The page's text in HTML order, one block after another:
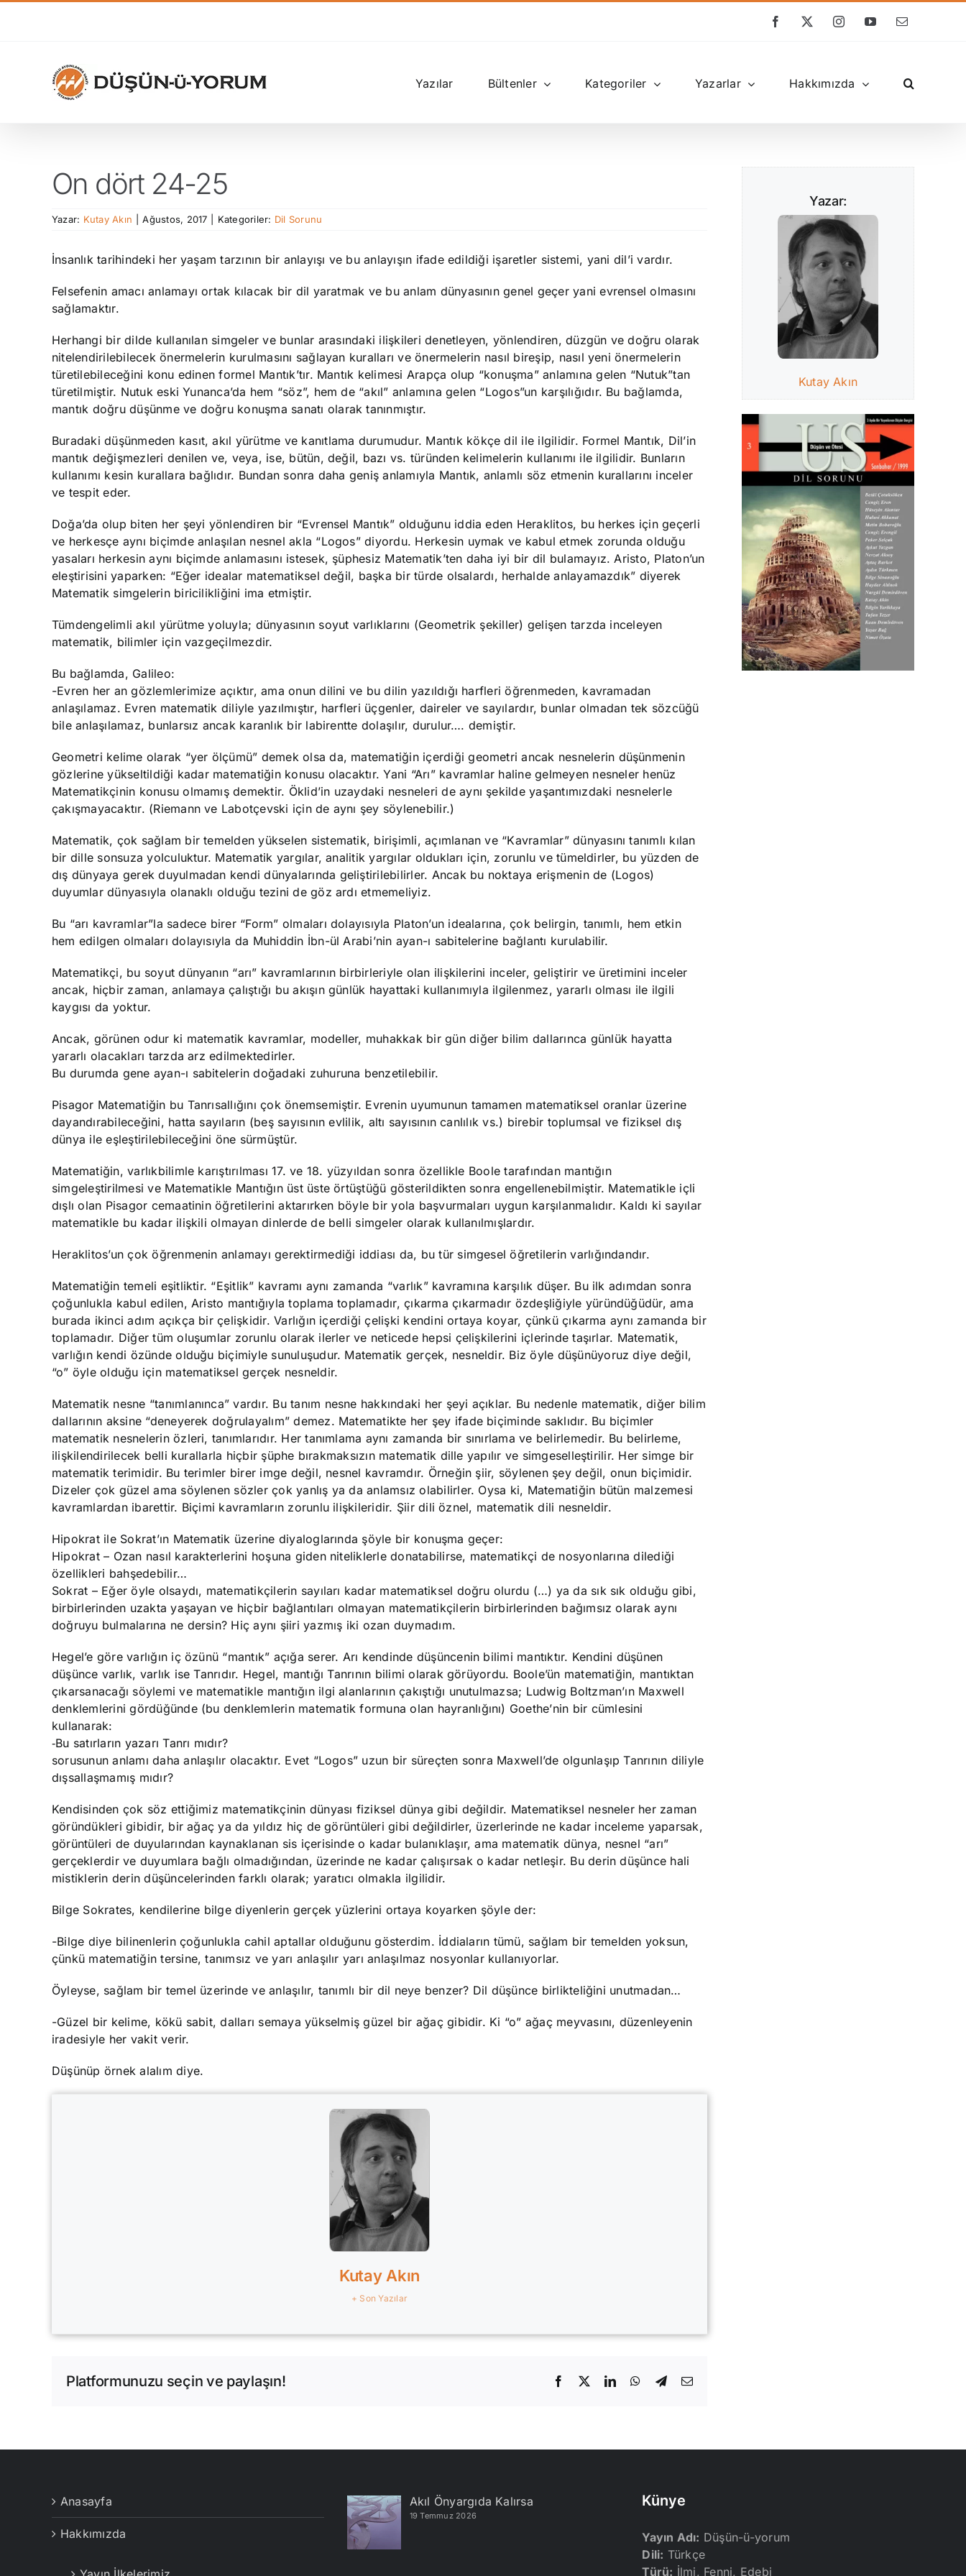
Facebook
X InstagramYouTube
E-
Yazılar Bültenler Kategoriler Yazarlar Hakkımızda
On dört 24-25
Yazar: Kutay Akın Ağustos, 2017 Kategoriler: Dil Sorunu
İnsanlık tarihindeki her yaşam tarzının bir anlayışı ve bu anlayışın ifade edildiği işaretler sistemi, yani dil’i vardır.
Felsefenin amacı anlamayı ortak kılacak bir dil yaratmak ve bu anlam dünyasının genel geçer yani evrensel olmasını
sağlamaktır.
Herhangi bir dilde kullanılan simgeler ve bunlar arasındaki ilişkileri denetleyen, yönlendiren, düzgün ve doğru olarak
nitelendirilebilecek önermelerin kurulmasını sağlayan kuralları ve önermelerin nasıl bireşip, nasıl yeni önermelerin
türetilebileceğini konu edinen formel Mantık’tır. Mantık kelimesi Arapça olup “konuşma” anlamına gelen “Nutuk”tan
türetilmiştir. Nutuk eski Yunanca’da hem “söz”, hem de “akıl” anlamına gelen “Logos”un karşılığıdır. Bu bağlamda,
mantık doğru düşünme ve doğru konuşma sanatı olarak tanınmıştır.
Buradaki düşünmeden kasıt, akıl yürütme ve kanıtlama durumudur. Mantık kökçe dil ile ilgilidir. Formel Mantık, Dil’in
mantık değişmezleri denilen ve, veya, ise, bütün, değil, bazı vs. türünden kelimelerin kullanımı ile ilgilidir. Bunların
kullanımı kesin kurallara bağlıdır. Bundan sonra daha geniş anlamıyla Mantık, anlamlı söz etmenin kurallarını inceler
ve tespit eder.
Doğa’da olup biten her şeyi yönlendiren bir “Evrensel Mantık” olduğunu iddia eden Heraklitos, bu herkes için geçerli
ve herkesçe aynı biçimde anlaşılan nesnel akla “Logos” diyordu. Herkesin uymak ve kabul etmek zorunda olduğu
yasaları herkesin aynı biçimde anlamasını istesek, şüphesiz Matematik’ten daha iyi bir dil bulamayız. Aristo, Platon’un
eleştirisini yaparken: “Eğer idealar matematiksel değil, başka bir türde olsalardı, herhalde anlayamazdık” diyerek
Matematik simgelerin biricilikliğini ima etmiştir.
Tümdengelimli akıl yürütme yoluyla; dünyasının soyut varlıklarını (Geometrik şekiller) gelişen tarzda inceleyen
matematik, bilimler için vazgeçilmezdir.
Bu bağlamda, Galileo:
-Evren her an gözlemlerimize açıktır, ama onun dilini ve bu dilin yazıldığı harfleri öğrenmeden, kavramadan
anlaşılamaz. Evren matematik diliyle yazılmıştır, harfleri üçgenler, daireler ve sayılardır, bunlar olmadan tek sözcüğü
bile anlaşılamaz, bunlarsız ancak karanlık bir labirentte dolaşılır, durulur…. demiştir.
Geometri kelime olarak “yer ölçümü” demek olsa da, matematiğin içerdiği geometri ancak nesnelerin düşünmenin
gözlerine yükseltildiği kadar matematiğin konusu olacaktır. Yani “Arı” kavramlar haline gelmeyen nesneler henüz
Matematikçinin konusu olmamış demektir. Öklid’in uzaydaki nesneleri de aynı şekilde yaşantımızdaki nesnelerle
çakışmayacaktır. (Riemann ve Labotçevski için de aynı şey söylenebilir.)
Matematik, çok sağlam bir temelden yükselen sistematik, birişimli, açımlanan ve “Kavramlar” dünyasını tanımlı kılan
bir dille sonsuza yolculuktur. Matematik yargılar, analitik yargılar oldukları için, zorunlu ve tümeldirler, bu yüzden de
dış dünyaya gerek duyulmadan kendi dünyalarında geliştirilebilirler. Ancak bu noktaya erişmenin de (Logos)
duyumlar dünyasıyla olanaklı olduğu tezini de göz ardı etmemeliyiz.
Bu “arı kavramlar”la sadece birer “Form” olmaları dolayısıyla Platon’un idealarına, çok belirgin, tanımlı, hem etkin
hem edilgen olmaları dolayısıyla da Muhiddin İbn-ül Arabi’nin ayan-ı sabitelerine bağlantı kurulabilir.
Matematikçi, bu soyut dünyanın “arı” kavramlarının birbirleriyle olan ilişkilerini inceler, geliştirir ve üretimini inceler
ancak, hiçbir zaman, anlamaya çalıştığı bu akışın günlük hayattaki kullanımıyla ilgilenmez, yararlı olması ile ilgili
kaygısı da yoktur.
Ancak, görünen odur ki matematik kavramlar, modeller, muhakkak bir gün diğer bilim dallarınca günlük hayatta
yararlı olacakları tarzda arz edilmektedirler.
Bu durumda gene ayan-ı sabitelerin doğadaki zuhuruna benzetilebilir.
Pisagor Matematiğin bu Tanrısallığını çok önemsemiştir. Evrenin uyumunun tamamen matematiksel oranlar üzerine
dayandırabileceğini, hatta sayıların (beş sayısının evlilik, altı sayısının canlılık vs.) birebir toplumsal ve fiziksel dış
dünya ile eşleştirilebileceğini öne sürmüştür.
Matematiğin, varlıkbilimle karıştırılması 17. ve 18. yüzyıldan sonra özellikle Boole tarafından mantığın
simgeleştirilmesi ve Matematikle Mantığın üst üste örtüştüğü gösterildikten sonra engellenebilmiştir. Matematikle içli
dışlı olan Pisagor cemaatinin öğretilerini aktarırken böyle bir yola başvurmaları uygun karşılanmalıdır. Kaldı ki sayılar
matematikle bu kadar ilişkili olmayan dinlerde de belli simgeler olarak kullanılmışlardır.
Heraklitos’un çok öğrenmenin anlamayı gerektirmediği iddiası da, bu tür simgesel öğretilerin varlığındandır.
Matematiğin temeli eşitliktir. “Eşitlik” kavramı aynı zamanda “varlık” kavramına karşılık düşer. Bu ilk adımdan sonra
çoğunlukla kabul edilen, Aristo mantığıyla toplama toplamadır, çıkarma çıkarmadır özdeşliğiyle yüründüğüdür, ama
burada ikinci adım açıkça bir çelişkidir. Varlığın içerdiği çelişki kendini ortaya koyar, çünkü çıkarma aynı zamanda bir
toplamadır. Diğer tüm oluşumlar zorunlu olarak ilerler ve neticede hepsi çelişkilerini içlerinde taşırlar. Matematik,
varlığın kendi özünde olduğu biçimiyle sunuluşudur. Matematik gerçek, nesneldir. Biz öyle düşünüyoruz diye değil,
“o” öyle olduğu için matematiksel gerçek nesneldir.
Matematik nesne “tanımlanınca” vardır. Bu tanım nesne hakkındaki her şeyi açıklar. Bu nedenle matematik, diğer bilim
dallarının aksine “deneyerek doğrulayalım” demez. Matematikte her şey ifade biçiminde saklıdır. Bu biçimler
matematik nesnelerin özleri, tanımlarıdır. Her tanımlama aynı zamanda bir sınırlama ve belirlemedir. Bu belirleme,
ilişkilendirilecek belli kurallarla hiçbir şüphe bırakmaksızın matematik dille yapılır ve simgeselleştirilir. Her simge bir
matematik terimidir. Bu terimler birer imge değil, nesnel kavramdır. Örneğin şiir, söylenen şey değil, onun biçimidir.
Dizeler çok güzel ama söylenen sözler çok yanlış ya da anlamsız olabilirler. Oysa ki, Matematiğin bütün malzemesi
kavramlardan ibarettir. Biçimi kavramların zorunlu ilişkileridir. Şiir dili öznel, matematik dili nesneldir.
Hipokrat ile Sokrat’ın Matematik üzerine diyaloglarında şöyle bir konuşma geçer:
Hipokrat – Ozan nasıl karakterlerini hoşuna giden niteliklerle donatabilirse, matematikçi de nosyonlarına dilediği
özellikleri bahşedebilir…
Sokrat – Eğer öyle olsaydı, matematikçilerin sayıları kadar matematiksel doğru olurdu (…) ya da sık sık olduğu gibi,
birbirlerinden uzakta yaşayan ve hiçbir bağlantıları olmayan matematikçilerin birbirlerinden bağımsız olarak aynı
doğruyu bulmalarına ne dersin? Hiç aynı şiiri yazmış iki ozan duymadım.
Hegel’e göre varlığın iç özünü “mantık” açığa serer. Arı kendinde düşüncenin bilimi mantıktır. Kendini düşünen
düşünce varlık, varlık ise Tanrıdır. Hegel, mantığı Tanrının bilimi olarak görüyordu. Boole’ün matematiğin, mantıktan
çıkarsanacağı söylemi ve matematikle mantığın ilgi alanlarının çakıştığı unutulmazsa; Ludwig Boltzman’ın Maxwell
denklemlerini gördüğünde (bu denklemlerin matematik formuna olan hayranlığını) Goethe’nin bir cümlesini
kullanarak:
‑Bu satırların yazarı Tanrı mıdır?
sorusunun anlamı daha anlaşılır olacaktır. Evet “Logos” uzun bir süreçten sonra Maxwell’de olgunlaşıp Tanrının diliyle
dışsallaşmamış mıdır?
Kendisinden çok söz ettiğimiz matematikçinin dünyası fiziksel dünya gibi değildir. Matematiksel nesneler her zaman
göründükleri gibidir, bir ağaç ya da yıldız hiç de görüntüleri gibi değildirler, üzerlerinde ne kadar inceleme yaparsak,
görüntüleri de duyularından kaynaklanan sis içerisinde o kadar bulanıklaşır, ama matematik dünya, nesnel “arı”
gerçeklerdir ve duyumlara bağlı olmadığından, üzerinde ne kadar çalışırsak o kadar netleşir. Bu derin düşünce hali
mistiklerin derin düşüncelerinden farklı olarak; yaratıcı olmakla ilgilidir.
Bilge Sokrates, kendilerine bilge diyenlerin gerçek yüzlerini ortaya koyarken şöyle der:
-Bilge diye bilinenlerin çoğunlukla cahil aptallar olduğunu gösterdim. İddiaların tümü, sağlam bir temelden yoksun,
çünkü matematiğin tersine, tanımsız ve yarı anlaşılır yarı anlaşılmaz nosyonlar kullanıyorlar.
Öyleyse, sağlam bir temel üzerinde ve anlaşılır, tanımlı bir dil neye benzer? Dil düşünce birlikteliğini unutmadan…
-Güzel bir kelime, kökü sabit, dalları semaya yükselmiş güzel bir ağaç gibidir. Ki “o” ağaç meyvasını, düzenleyenin
iradesiyle her vakit verir.
Düşünüp örnek alalım diye.
Kutay Akın
+ Son Yazılar
Platformunuzu seçin ve paylaşın! Facebook LinkedInWhatsApp
Telegram
E-
Yazar:
Kutay Akın
Anasayfa
Hakkımızda
Akıl Önyargıda Kalırsa
19 Temmuz 2026
Künye
Yayın Adı: Düşün-ü-yorum
Dili: Türkçe
Türü: İlmi, Fenni, Edebi